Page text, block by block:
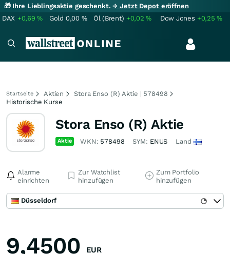
🎁 Ihre Lieblingsaktie geschenkt.→ Jetzt Depot eröffnen
DAX +0,69% Gold 0,00 % Öl (Brent) +0,02% Dow Jones +0,25%
Startseite Aktien
Stora Enso (R) Aktie | 578498
Historische Kurse
Stora Enso (R) Aktie
Aktie WKN: 578498 SYM: ENUS Land
Alarme
einrichten
Zur Watchlist
hinzufügen
Zum Portfolio
hinzufügen
Düsseldorf
9,4500 EUR